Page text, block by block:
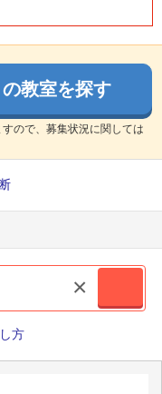
教室を探す
ので、募集状況に関しては
×